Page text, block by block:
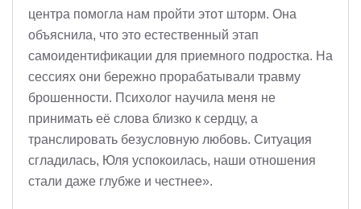
центра помогла нам пройти этот шторм. Она
объяснила, что это естественный этап
самоидентификации для приемного подростка. На
сессиях они бережно прорабатывали травму
брошенности. Психолог научила меня не
принимать её слова близко к сердцу, а
транслировать безусловную любовь. Ситуация
сгладилась, Юля успокоилась, наши отношения
стали даже глубже и честнее».